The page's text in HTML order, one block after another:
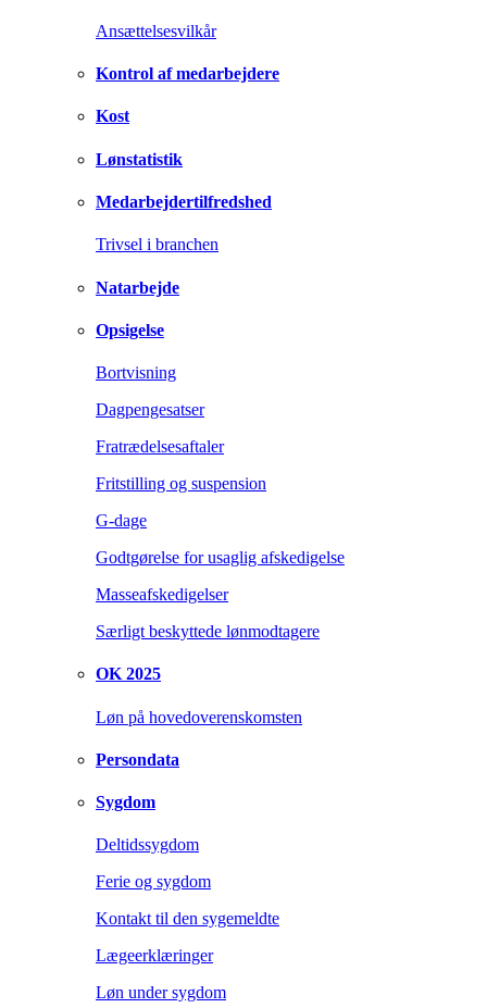
Ansættelsesvilkår
Kontrol af medarbejdere
Kost
Lønstatistik
Medarbejdertilfredshed
Trivsel i branchen
Natarbejde
Opsigelse
Bortvisning
Dagpengesatser
Fratrædelsesaftaler
Fritstilling og suspension
G-dage
Godtgørelse for usaglig afskedigelse
Masseafskedigelser
Særligt beskyttede lønmodtagere
OK 2025
Løn på hovedoverenskomsten
Persondata
Sygdom
Deltidssygdom
Ferie og sygdom
Kontakt til den sygemeldte
Lægeerklæringer
Løn under sygdom